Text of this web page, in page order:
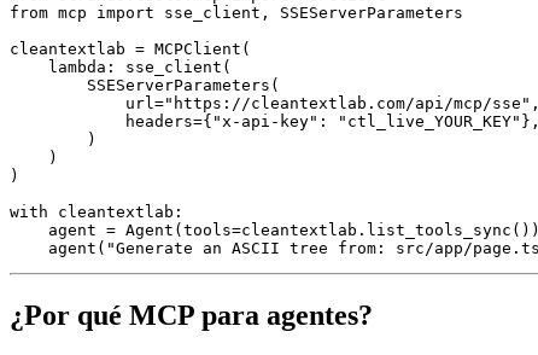
from mcp import sse_client, SSEServerParameters
cleantextlab = MCPClient(
    lambda: sse_client(
        SSEServerParameters(
            url="https://cleantextlab.com/api/mcp/sse",
            headers={"x-api-key": "ctl_live_YOUR_KEY"},
        )
    )
)
with cleantextlab:
    agent = Agent(tools=cleantextlab.list_tools_sync())
¿Por qué MCP para agentes?